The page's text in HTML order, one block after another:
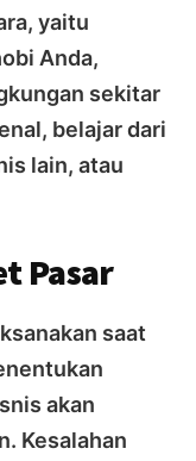
yaitu
Anda,
sekitar
belajar dari
lain, atau
Pasar
saat
akan
Kesalahan